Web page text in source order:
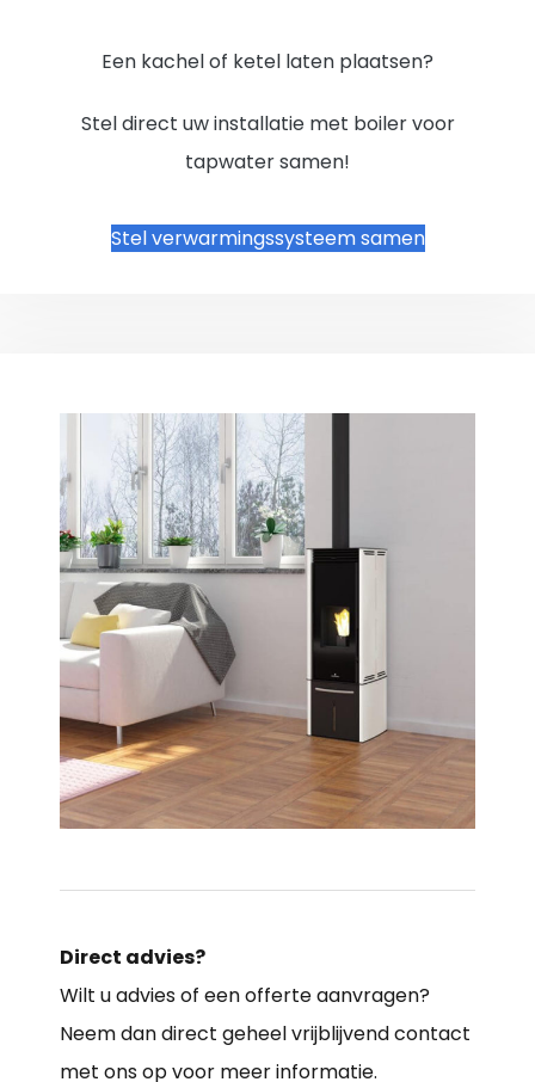
Een kachel of ketel laten plaatsen?
Stel direct uw installatie met boiler voor
tapwater samen!
Stel verwarmingssysteem samen
Direct advies?
Wilt u advies of een offerte aanvragen?
Neem dan direct geheel vrijblijvend contact
met ons op voor meer informatie.